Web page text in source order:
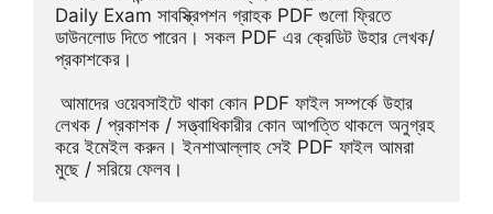
Daily Exam সাবস্ক্রিপশন গ্রাহক PDF গুলো ফ্রিতে
ডাউনলোড দিতে পারেন। সকল PDF এর ক্রেডিট উহার লেখক/
প্রকাশকের।
লেখক / প্রকাশক / সত্ত্বাধিকারীর কোন আপত্তি থাকলে অনুগ্রহ
করে ইমেইল করুন। ইনশাআল্লাহ সেই PDF ফাইল আমরা
মুছে / সরিয়ে ফেলব।